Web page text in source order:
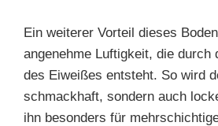
Ein weiterer Vorteil dieses
angenehme Luftigkeit, die durch
des Eiweißes entsteht. So wird
schmackhaft, sondern auch
ihn besonders für